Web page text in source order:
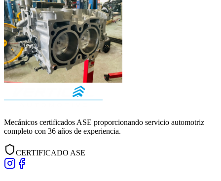
Mecánicos certificados ASE proporcionando servicio automotriz
completo con 36 años de experiencia.
CERTIFICADO ASE